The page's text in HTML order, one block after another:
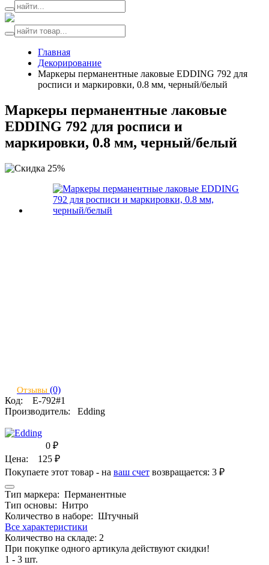
Главная
Декорирование
Маркеры перманентные лаковые EDDING 792 для
росписи и маркировки, 0.8 мм, черный/белый
Маркеры перманентные лаковые
EDDING 792 для росписи и
маркировки, 0.8 мм, черный/белый
Отзывы (0)
Код: E-792#1
Производитель: Edding
0 ₽
Цена: 125 ₽
Покупаете этот товар - на ваш счет возвращается: 3 ₽
Тип маркера: Перманентные
Тип основы: Нитро
Количество в наборе: Штучный
Все характеристики
Количество на складе: 2
При покупке одного артикула действуют скидки!
1 - 3 шт.